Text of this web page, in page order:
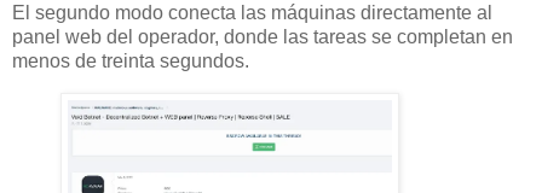
El segundo modo conecta las máquinas directamente al
panel web del operador, donde las tareas se completan en
menos de treinta segundos.